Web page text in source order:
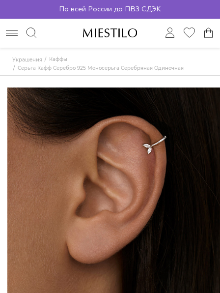
По всей России до ПВЗ СДЭК
Украшения
Каффы
Серьга Кафф Серебро 925 Моносерьга Серебряная Одиночная